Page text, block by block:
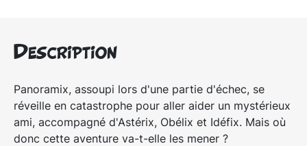
Description
Panoramix, assoupi lors d'une partie d'échec, se
réveille en catastrophe pour aller aider un mystérieux
ami, accompagné d'Astérix, Obélix et Idéfix. Mais où
donc cette aventure va-t-elle les mener ?